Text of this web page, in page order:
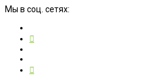
Мы в соц. сетях: